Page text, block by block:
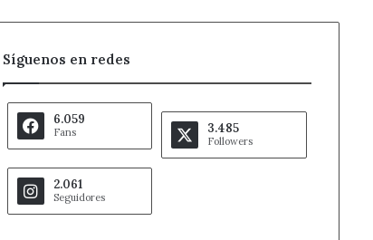
Síguenos en redes
6.059
Fans 3.485
Followers
2.061
Seguidores